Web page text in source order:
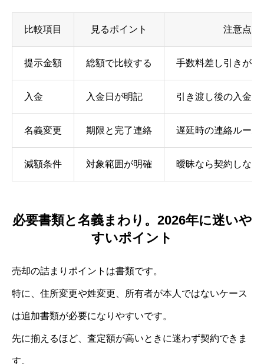
比較項目 見るポイント 注意点
提示金額 総額で比較する 手数料差し引きがな
入金 入金日が明記 引き渡し後の入金は
名義変更 期限と完了連絡 遅延時の連絡ルール
減額条件 対象範囲が明確 曖昧なら契約しない
必要書類と名義まわり。2026年に迷いや
すいポイント
売却の詰まりポイントは書類です。
特に、住所変更や姓変更、所有者が本人ではないケース
は追加書類が必要になりやすいです。
先に揃えるほど、査定額が高いときに迷わず契約できま
す。